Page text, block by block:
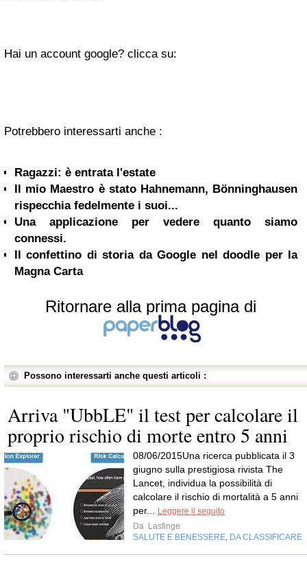
Hai un account google? clicca su:
Potrebbero interessarti anche :
Ragazzi: è entrata l'estate
Il mio Maestro è stato Hahnemann, Bönninghausen
rispecchia fedelmente i suoi...
Una applicazione per vedere quanto siamo
connessi.
Il confettino di storia da Google nel doodle per la
Magna Carta
Ritornare alla prima pagina di
Possono interessarti anche questi articoli :
Arriva "UbbLE" il test per calcolare il
proprio rischio di morte entro 5 anni
08/06/2015Una ricerca pubblicata il 3
giugno sulla prestigiosa rivista The
Lancet, individua la possibilità di
calcolare il rischio di mortalità a 5 anni
per...
Leggere il seguito
Da Lasfinge
SALUTE E BENESSERE DA CLASSIFICARE